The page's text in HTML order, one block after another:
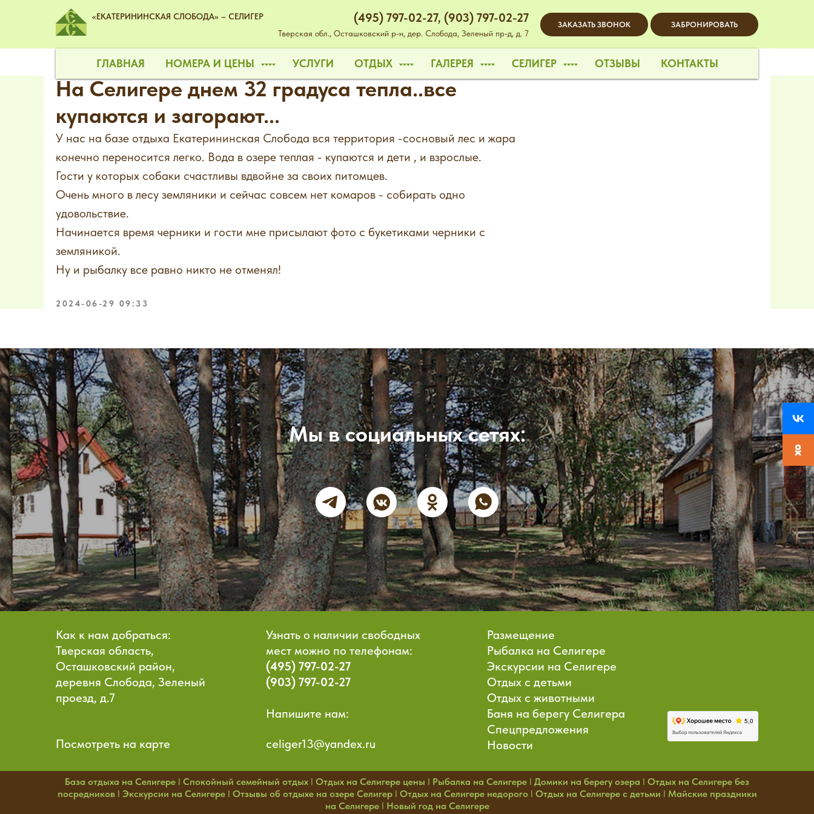
«ЕКАТЕРИНИНСКАЯ СЛОБОДА» – СЕЛИГЕР (495) 797-02-27, (903) 797-02-27
Тверская обл., Осташковский р-н, дер. Слобода, Зеленый пр-д, д. 7
ЗАБРОНИРОВАТЬ
ЗАКАЗАТЬ ЗВОНОК
ГЛАВНАЯ НОМЕРА И ЦЕНЫ УСЛУГИ ОТДЫХ ГАЛЕРЕЯ СЕЛИГЕР ОТЗЫВЫ КОНТАКТЫ
На Селигере днем 32 градуса тепла..все
купаются и загорают...
У нас на базе отдыха Екатерининская Слобода вся территория -сосновый лес и жара
конечно переносится легко. Вода в озере теплая - купаются и дети , и взрослые.
Гости у которых собаки счастливы вдвойне за своих питомцев.
Очень много в лесу земляники и сейчас совсем нет комаров - собирать одно
удовольствие.
Начинается время черники и гости мне присылают фото с букетиками черники с
земляникой.
Ну и рыбалку все равно никто не отменял!
2024-06-29 09:33
Мы в социальных сетях:
Как к нам добраться:
Тверская область,
Осташковский район,
деревня Слобода, Зеленый
проезд, д.7
Узнать о наличии свободных
мест можно по телефонам:
(495) 797-02-27
(903) 797-02-27
Напишите нам:
Размещение
Рыбалка на Селигере
Экскурсии на Селигере
Отдых с детьми
Отдых с животными
Баня на берегу Селигера
Спецпредложения
Новости
Посмотреть на карте celiger13@yandex.ru
База отдыха на Селигере I Спокойный семейный отдых I Отдых на Селигере цены I Рыбалка на Селигере I Домики на берегу озера I Отдых на Селигере без
посредников I Экскурсии на Селигере I Отзывы об отдыхе на озере СелигерI Отдых на Селигере недорогоI Отдых на Селигере с детьми I Майские праздники
на СелигереI Новый год на Селигере